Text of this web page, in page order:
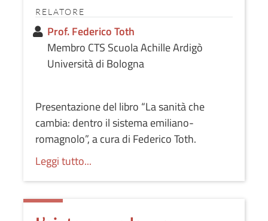
RELATORE
Prof. Federico Toth
Membro CTS Scuola Achille Ardigò
Università di Bologna
Presentazione del libro “La sanità che
cambia: dentro il sistema emiliano-
romagnolo”, a cura di Federico Toth.
Leggi tutto...